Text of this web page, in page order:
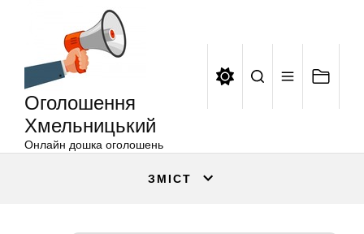
Оголошення
Хмельницький
Онлайн дошка оголошень
ЗМІСТ